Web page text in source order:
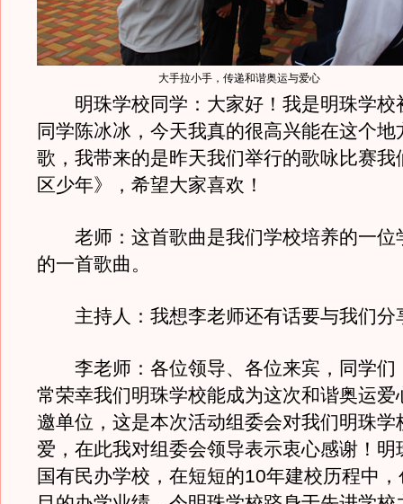
大手拉小手，传递和谐奥运与爱心
明珠学校同学：大家好！我是明珠学校
同学陈冰冰，今天我真的很高兴能在这个地
歌，我带来的是昨天我们举行的歌咏比赛我
区少年》，希望大家喜欢！
老师：这首歌曲是我们学校培养的一位
的一首歌曲。
主持人：我想李老师还有话要与我们分
李老师：各位领导、各位来宾，同学们
常荣幸我们明珠学校能成为这次和谐奥运爱
邀单位，这是本次活动组委会对我们明珠学
爱，在此我对组委会领导表示衷心感谢！明
国有民办学校，在短短的10年建校历程中